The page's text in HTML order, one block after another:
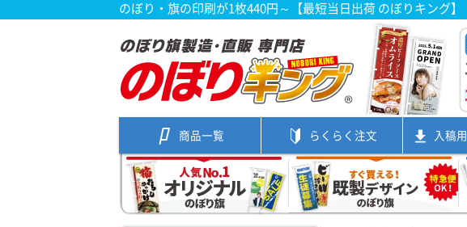
のぼり・旗の印刷が1枚440円～【最短当日出荷 のぼりキング】
商品一覧 らくらく注文 入稿用